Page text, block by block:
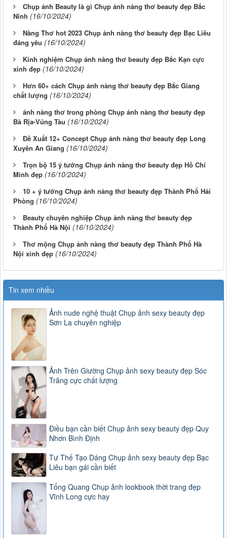
Chụp ảnh Beauty là gì Chụp ảnh nàng thơ beauty đẹp Bắc
Ninh (16/10/2024)
Nàng Thơ hot 2023 Chụp ảnh nàng thơ beauty đẹp Bạc Liêu
đáng yêu (16/10/2024)
Kinh nghiệm Chụp ảnh nàng thơ beauty đẹp Bắc Kạn cực
xinh đẹp (16/10/2024)
Hơn 60+ cách Chụp ảnh nàng thơ beauty đẹp Bắc Giang
chất lượng (16/10/2024)
ảnh nàng thơ trong phòng Chụp ảnh nàng thơ beauty đẹp
Bà Rịa-Vũng Tàu (16/10/2024)
Đề Xuất 12+ Concept Chụp ảnh nàng thơ beauty đẹp Long
Xuyên An Giang (16/10/2024)
Trọn bộ 15 ý tưởng Chụp ảnh nàng thơ beauty đẹp Hồ Chí
Minh đẹp (16/10/2024)
10 + ý tưởng Chụp ảnh nàng thơ beauty đẹp Thành Phố Hải
Phòng (16/10/2024)
Beauty chuyên nghiệp Chụp ảnh nàng thơ beauty đẹp
Thành Phố Hà Nội (16/10/2024)
Thơ mộng Chụp ảnh nàng thơ beauty đẹp Thành Phố Hà
Nội xinh đẹp (16/10/2024)
Tin xem nhiều
Ảnh nude nghệ thuật Chụp ảnh sexy beauty đẹp
Sơn La chuyên nghiệp
Ảnh Trên Giường Chụp ảnh sexy beauty đẹp Sóc
Trăng cực chất lượng
Điều bạn cần biết Chụp ảnh sexy beauty đẹp Quy
Nhơn Bình Định
Tư Thế Tạo Dáng Chụp ảnh sexy beauty đẹp Bạc
Liêu bạn gái cần biết
Tổng Quang Chụp ảnh lookbook thời trang đẹp
Vĩnh Long cực hay